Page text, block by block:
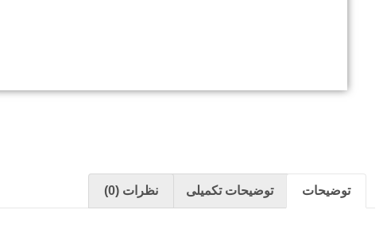
توضیحات توضیحات تکمیلی نظرات (0)